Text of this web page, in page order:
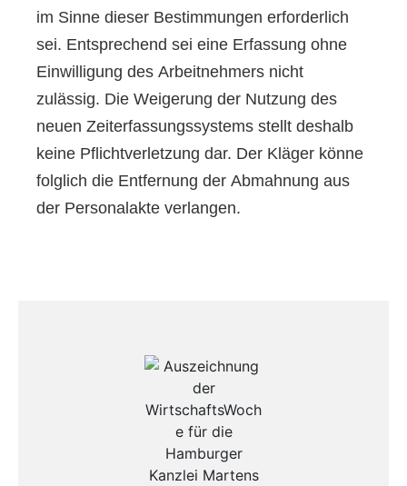
im Sinne dieser Bestimmungen erforderlich
sei. Entsprechend sei eine Erfassung ohne
Einwilligung des Arbeitnehmers nicht
zulässig. Die Weigerung der Nutzung des
neuen Zeiterfassungssystems stellt deshalb
keine Pflichtverletzung dar. Der Kläger könne
folglich die Entfernung der Abmahnung aus
der Personalakte verlangen.